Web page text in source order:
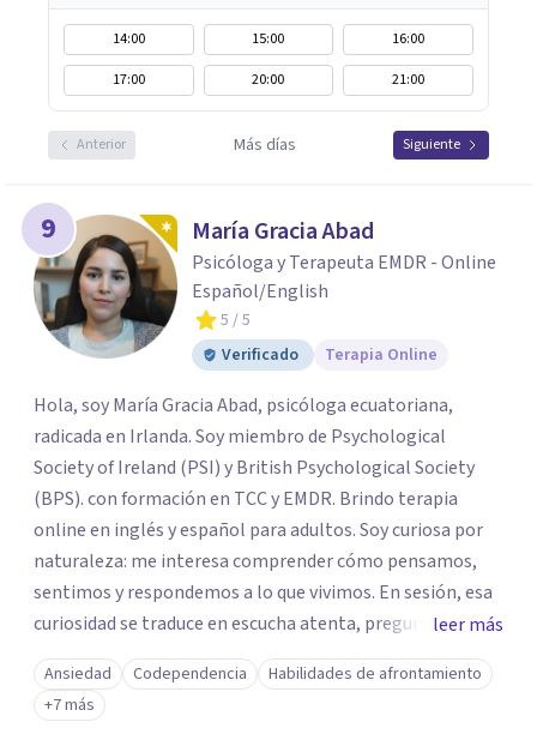
14:00 15:00
16:00
17:00
20:00 21:00
Anterior Más días Siguiente
9 María Gracia Abad
Psicóloga y Terapeuta EMDR - Online
Español/English
5 / 5
Verificado
Terapia Online
Hola, soy María Gracia Abad, psicóloga ecuatoriana,
radicada en Irlanda. Soy miembro de Psychological
Society of Ireland (PSI) y British Psychological Society
(BPS). con formación en TCC y EMDR. Brindo terapia
online en inglés y español para adultos. Soy curiosa por
naturaleza: me interesa comprender cómo pensamos,
sentimos y respondemos a lo que vivimos. En sesión, esa
curiosidad se traduce en escucha atenta, preguntas que
invitan a reflexionar y un interés genuino por tu
experiencia. Busco crear un espacio seguro, cercano y
respetuoso, donde puedas explorar lo que te ocurre a tu
leer más
Ansiedad Codependencia
Habilidades de afrontamiento
+7 más